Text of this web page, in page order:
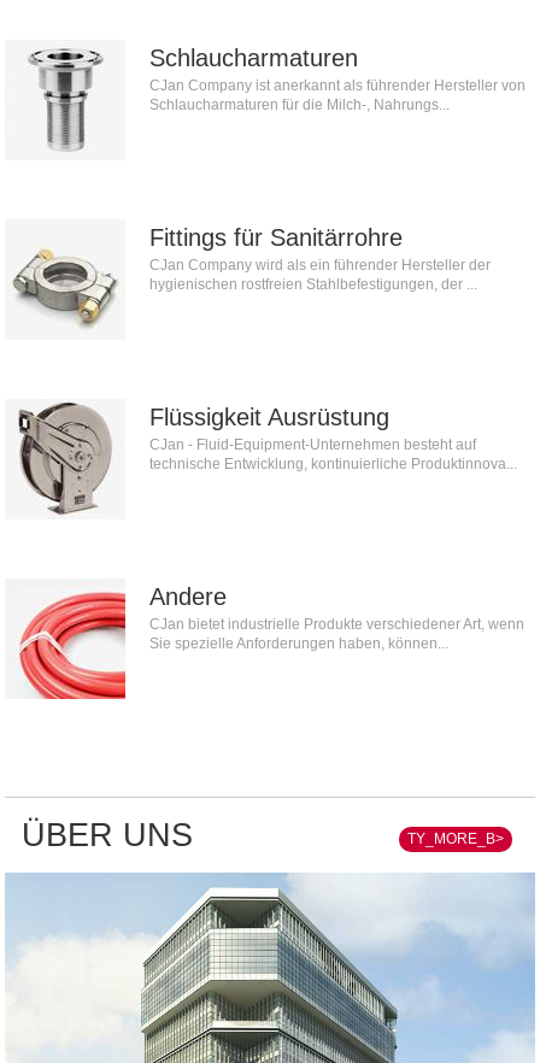
Schlaucharmaturen
CJan Company ist anerkannt als führender Hersteller von
Schlaucharmaturen für die Milch-, Nahrungs...
Fittings für Sanitärrohre
CJan Company wird als ein führender Hersteller der
hygienischen rostfreien Stahlbefestigungen, der ...
Flüssigkeit Ausrüstung
CJan - Fluid-Equipment-Unternehmen besteht auf
technische Entwicklung, kontinuierliche Produktinnova...
Andere
CJan bietet industrielle Produkte verschiedener Art, wenn
Sie spezielle Anforderungen haben, können...
ÜBER UNS TY_MORE_B>